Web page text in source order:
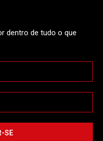
dentro de tudo o que